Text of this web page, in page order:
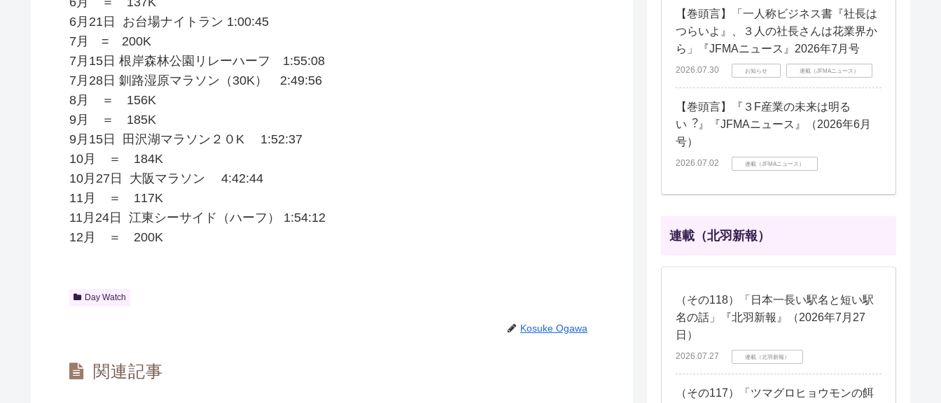
6月21日 お台場ナイトラン 1:00:45
7月 = 200K
7月15日 根岸森林公園リレーハーフ 1:55:08
7月28日 釧路湿原マラソン（30K） 2:49:56
8月 ＝ 156K
9月 ＝ 185K
9月15日 田沢湖マラソン２０K 1:52:37
10月 ＝ 184K
10月27日 大阪マラソン 4:42:44
11月 ＝ 117K
11月24日 江東シーサイド（ハーフ） 1:54:12
12月 ＝ 200K
Day Watch
Kosuke Ogawa
関連記事
【巻頭言】「一人称ビジネス書『社長は
つらいよ』、３人の社長さんは花業界か
ら」『JFMAニュース』2026年7月号
2026.07.30 お知らせ 連載（JFMAニュース）
【巻頭言】『３F産業の未来は明る
い︖』『JFMAニュース』（2026年6月
号）
2026.07.02 連載（JFMAニュース）
連載（北羽新報）
（その118）「日本一長い駅名と短い駅
名の話」『北羽新報』（2026年7月27
日）
2026.07.27 連載（北羽新報）
（その117）「ツマグロヒョウモンの餌